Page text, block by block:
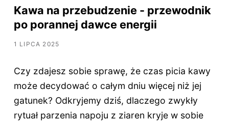
Kawa na przebudzenie - przewodnik
po porannej dawce energii
1 LIPCA 2025
Czy zdajesz sobie sprawę, że czas picia kawy
może decydować o całym dniu więcej niż jej
gatunek? Odkryjemy dziś, dlaczego zwykły
rytuał parzenia napoju z ziaren kryje w sobie